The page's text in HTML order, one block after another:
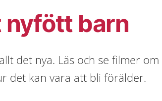
barn
det nya. Läs och se filmer
det kan vara att bli förälder.